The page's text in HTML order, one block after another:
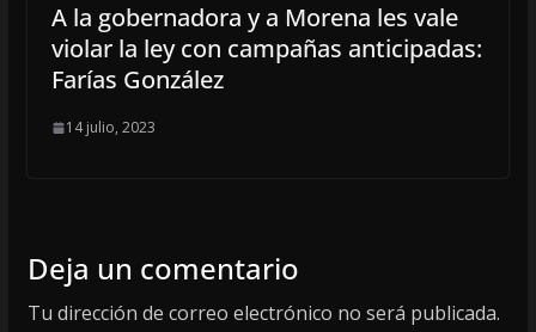
A la gobernadora y a Morena les vale
violar la ley con campañas anticipadas:
Farías González
14 julio, 2023
Deja un comentario
Tu dirección de correo electrónico no será publicada.